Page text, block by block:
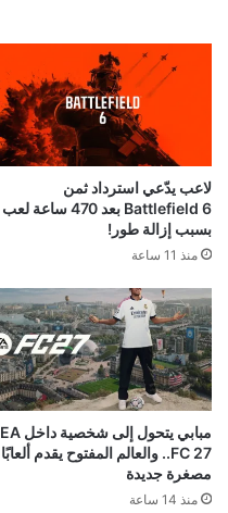
لاعب يدّعي استرداد ثمن
Battlefield 6 بعد 470 ساعة لعب
بسبب إزالة طور!
منذ 11 ساعة
مبابي يتحول إلى شخصية داخل EA
FC 27.. والعالم المفتوح يقدم ألعابًا
مصغرة جديدة
منذ 14 ساعة